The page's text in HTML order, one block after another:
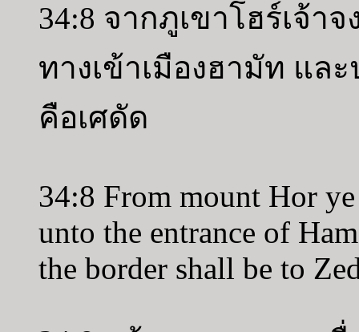
34:8 จากภูเขาโฮร์เจ้า
ทางเข้าเมืองฮามัท แ
คือเศดัด
34:8 From mount Hor
unto the entrance of
the border shall be to